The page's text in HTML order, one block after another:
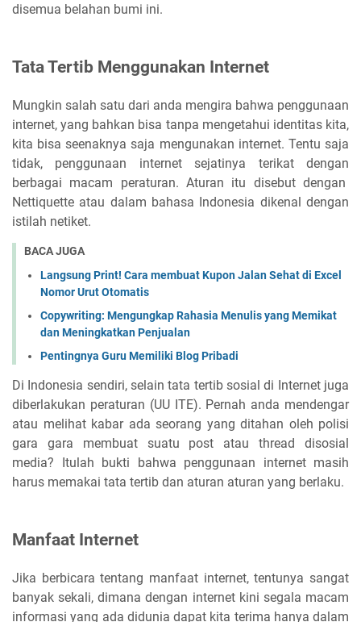
disemua belahan bumi ini.
Tata Tertib Menggunakan Internet
Mungkin salah satu dari anda mengira bahwa penggunaan
internet, yang bahkan bisa tanpa mengetahui identitas kita,
kita bisa seenaknya saja mengunakan internet. Tentu saja
tidak, penggunaan internet sejatinya terikat dengan
berbagai macam peraturan. Aturan itu disebut dengan
Nettiquette atau dalam bahasa Indonesia dikenal dengan
istilah netiket.
BACA JUGA
Langsung Print! Cara membuat Kupon Jalan Sehat di Excel
Nomor Urut Otomatis
Copywriting: Mengungkap Rahasia Menulis yang Memikat
dan Meningkatkan Penjualan
Pentingnya Guru Memiliki Blog Pribadi
Di Indonesia sendiri, selain tata tertib sosial di Internet juga
diberlakukan peraturan (UU ITE). Pernah anda mendengar
atau melihat kabar ada seorang yang ditahan oleh polisi
gara gara membuat suatu post atau thread disosial
media? Itulah bukti bahwa penggunaan internet masih
harus memakai tata tertib dan aturan aturan yang berlaku.
Manfaat Internet
Jika berbicara tentang manfaat internet, tentunya sangat
banyak sekali, dimana dengan internet kini segala macam
informasi yang ada didunia dapat kita terima hanya dalam